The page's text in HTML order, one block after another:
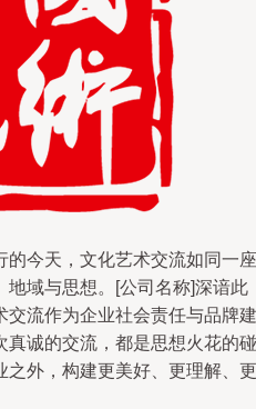
的今天，文化艺术交流如同一座
域与思想。[公司名称]深谙此
交流作为企业社会责任与品牌建
真诚的交流，都是思想火花的碰
之外，构建更美好、更理解、更